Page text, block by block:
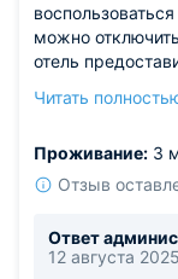
можно
отель
персоналом.
следующей
Читать
Проживание: 3
Отзыв
Ответ
12 августа 2025